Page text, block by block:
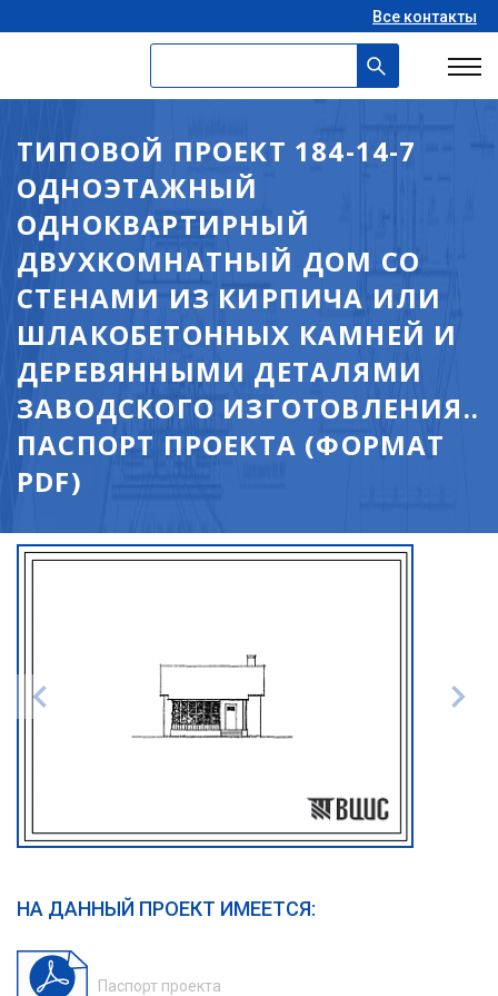
Все контакты
ТИПОВОЙ ПРОЕКТ 184-14-7
ОДНОЭТАЖНЫЙ
ОДНОКВАРТИРНЫЙ
ДВУХКОМНАТНЫЙ ДОМ СО
СТЕНАМИ ИЗ КИРПИЧА ИЛИ
ШЛАКОБЕТОННЫХ КАМНЕЙ И
ДЕРЕВЯННЫМИ ДЕТАЛЯМИ
ЗАВОДСКОГО ИЗГОТОВЛЕНИЯ..
ПАСПОРТ ПРОЕКТА (ФОРМАТ
PDF)
НА ДАННЫЙ ПРОЕКТ ИМЕЕТСЯ:
Паспорт проекта